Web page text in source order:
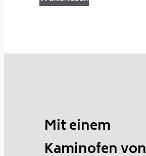
Mit einem
Kaminofen von